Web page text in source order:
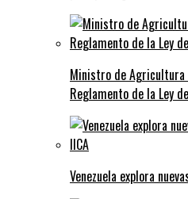
Ministro de
Reglamento de la Ley
Venezuela explora